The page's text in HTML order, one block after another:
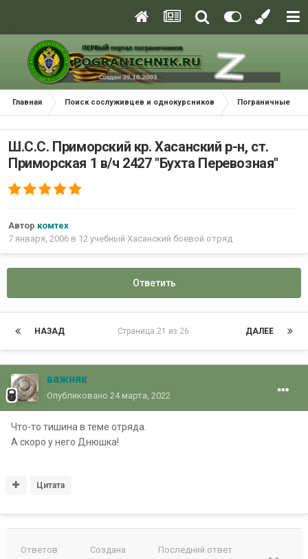
Главная Поиск сослуживцев и однокурсников Пограничные
Ш.С.С. Приморский кр. Хасанский р-н, ст.
Приморская 1 в/ч 2427 "Бухта Перевозная"
Автор комтех
7 января, 2006 в 12 учебный Хасанский боевой отряд
Ответить
НАЗАД ДАЛЕЕ
Страница 21 из 26
важняк
Опубликовано 24 марта, 2022
Что-то тишина в теме отряда.
А скоро у него Днюшка!
Цитата
Ответов Создана Последний ответ